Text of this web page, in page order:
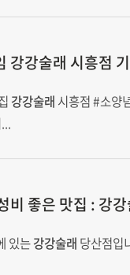
강강술래 시흥점
강강술래 시흥점 #소양
비 좋은 맛집 : 강
있는강강술래 당산점입